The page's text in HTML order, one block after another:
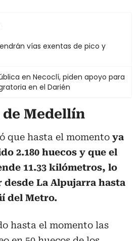
vías exentas de pico y
en Necoclí, piden apoyo para
en el Darién
de Medellín
que hasta el momento ya
2.180 huecos y que el
11.33 kilómetros, lo
desde La Alpujarra hasta
del Metro.
hasta el momento las